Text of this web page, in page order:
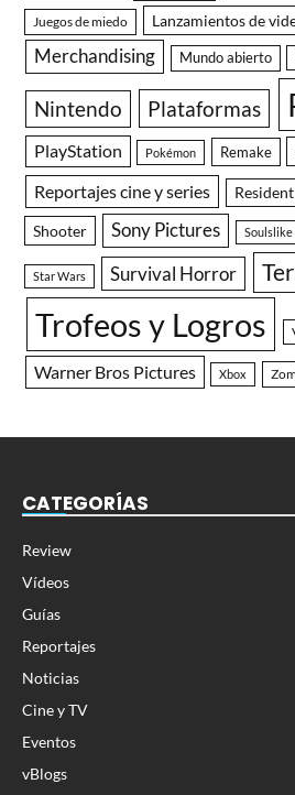
Juegos de miedo Lanzamientos de
Merchandising Mundo abierto
Nintendo Plataformas
PlayStation Pokémon Remake
Reportajes cine y series
Shooter Sony Pictures Soulslike
Star Wars Survival Horror
Trofeos y Logros
Warner Bros Pictures Xbox
CATEGORÍAS
Review
Vídeos
Guías
Reportajes
Noticias
Cine y TV
Eventos
vBlogs